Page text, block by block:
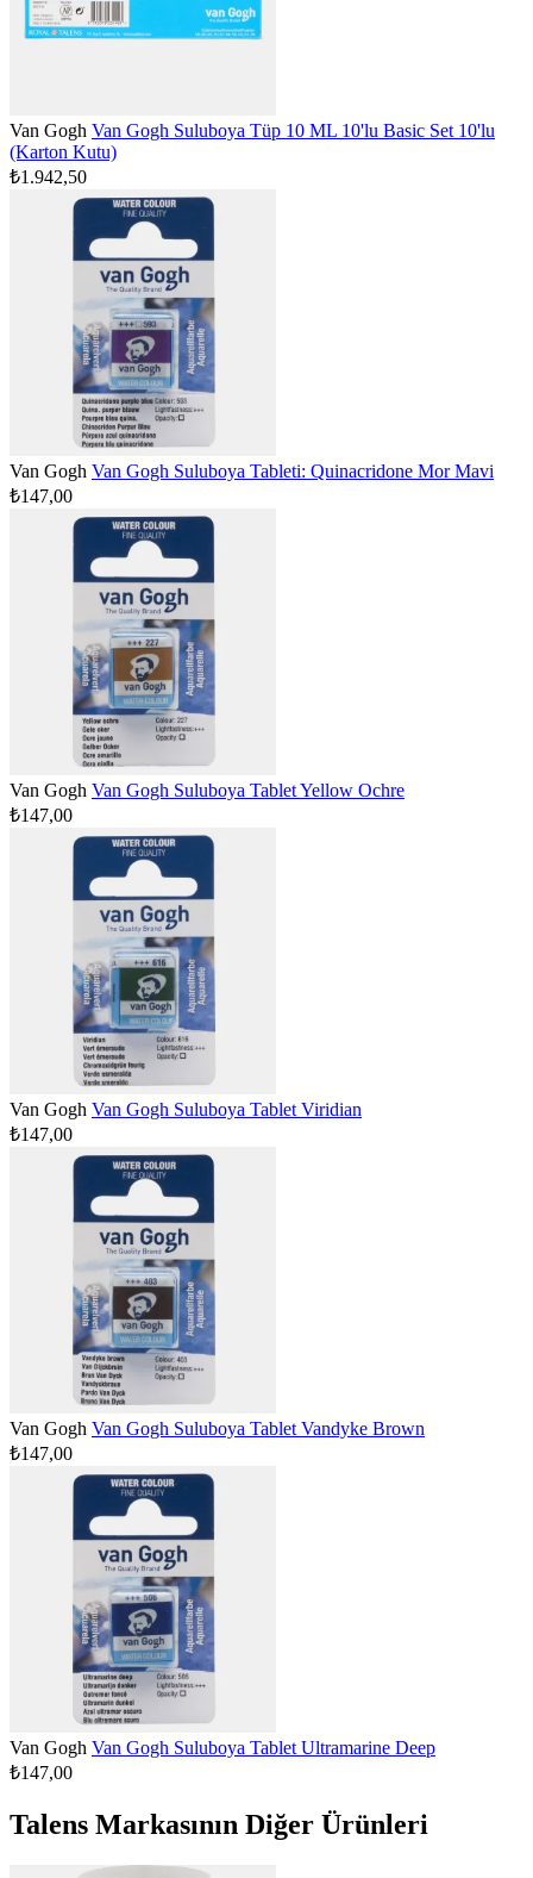
Van Gogh Van Gogh Suluboya Tüp 10 ML 10'lu Basic Set 10'lu
(Karton Kutu)
₺1.942,50
Van Gogh Van Gogh Suluboya Tableti: Quinacridone Mor Mavi
₺147,00
Van Gogh Van Gogh Suluboya Tablet Yellow Ochre
₺147,00
Van Gogh Van Gogh Suluboya Tablet Viridian
₺147,00
Van Gogh Van Gogh Suluboya Tablet Vandyke Brown
₺147,00
Van Gogh Van Gogh Suluboya Tablet Ultramarine Deep
₺147,00
Talens Markasının Diğer Ürünleri